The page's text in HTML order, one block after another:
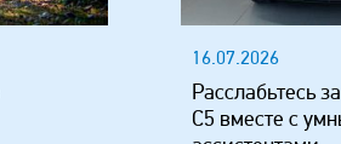
16.07.2026
Расслабьтесь
C5 вместе с